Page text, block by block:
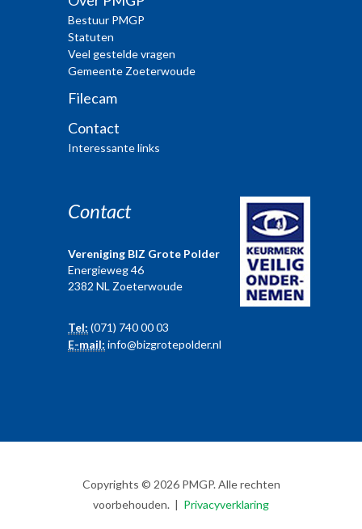
Bestuur PMGP
Statuten
Veel gestelde vragen
Gemeente Zoeterwoude
Filecam
Contact
Interessante links
Contact
Vereniging BIZ Grote Polder
Energieweg 46
2382 NL Zoeterwoude
Tel: (071) 740 00 03
E-mail: info@bizgrotepolder.nl
Copyrights © 2026 PMGP. Alle rechten
voorbehouden. | Privacyverklaring